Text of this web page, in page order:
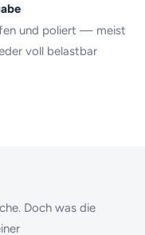
und poliert — meist
voll belastbar
Doch was die